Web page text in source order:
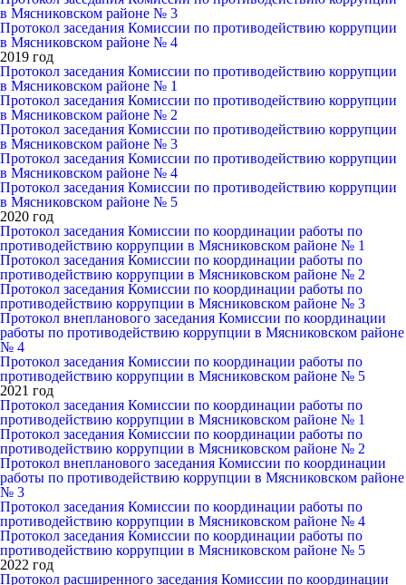
в Мясниковском районе № 3
Протокол заседания Комиссии по противодействию коррупции
в Мясниковском районе № 4
2019 год
Протокол заседания Комиссии по противодействию коррупции
в Мясниковском районе № 1
Протокол заседания Комиссии по противодействию коррупции
в Мясниковском районе № 2
Протокол заседания Комиссии по противодействию коррупции
в Мясниковском районе № 3
Протокол заседания Комиссии по противодействию коррупции
в Мясниковском районе № 4
Протокол заседания Комиссии по противодействию коррупции
в Мясниковском районе № 5
2020 год
Протокол заседания Комиссии по координации работы по
противодействию коррупции в Мясниковском районе № 1
Протокол заседания Комиссии по координации работы по
противодействию коррупции в Мясниковском районе № 2
Протокол заседания Комиссии по координации работы по
противодействию коррупции в Мясниковском районе № 3
Протокол внепланового заседания Комиссии по координации
работы по противодействию коррупции в Мясниковском районе
№ 4
Протокол заседания Комиссии по координации работы по
противодействию коррупции в Мясниковском районе № 5
2021 год
Протокол заседания Комиссии по координации работы по
противодействию коррупции в Мясниковском районе № 1
Протокол заседания Комиссии по координации работы по
противодействию коррупции в Мясниковском районе № 2
Протокол внепланового заседания Комиссии по координации
работы по противодействию коррупции в Мясниковском районе
№ 3
Протокол заседания Комиссии по координации работы по
противодействию коррупции в Мясниковском районе № 4
Протокол заседания Комиссии по координации работы по
противодействию коррупции в Мясниковском районе № 5
2022 год
Протокол расширенного заседания Комиссии по координации